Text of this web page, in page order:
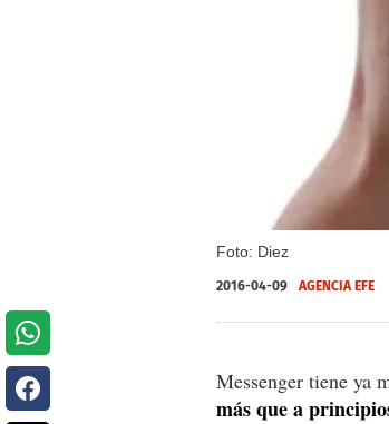
Foto: Diez
2016-04-09 AGENCIA EFE
Messenger tiene ya
más que a